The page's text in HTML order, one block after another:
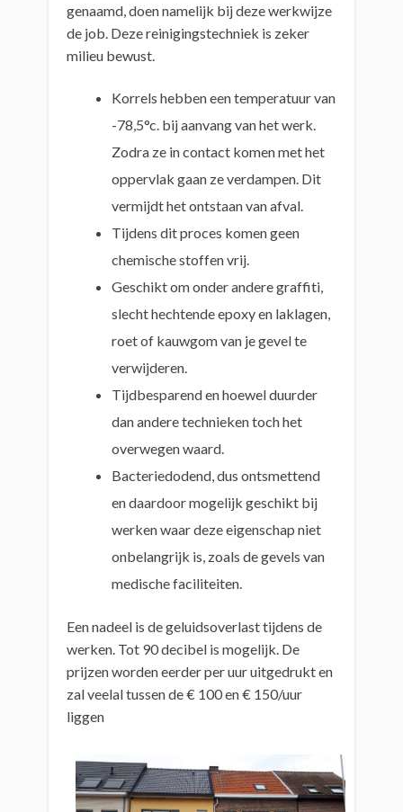
genaamd, doen namelijk bij deze werkwijze
de job. Deze reinigingstechniek is zeker
milieu bewust.
Korrels hebben een temperatuur van
-78,5°c. bij aanvang van het werk.
Zodra ze in contact komen met het
oppervlak gaan ze verdampen. Dit
vermijdt het ontstaan van afval.
Tijdens dit proces komen geen
chemische stoffen vrij.
Geschikt om onder andere graffiti,
slecht hechtende epoxy en laklagen,
roet of kauwgom van je gevel te
verwijderen.
Tijdbesparend en hoewel duurder
dan andere technieken toch het
overwegen waard.
Bacteriedodend, dus ontsmettend
en daardoor mogelijk geschikt bij
werken waar deze eigenschap niet
onbelangrijk is, zoals de gevels van
medische faciliteiten.
Een nadeel is de geluidsoverlast tijdens de
werken. Tot 90 decibel is mogelijk. De
prijzen worden eerder per uur uitgedrukt en
zal veelal tussen de € 100 en € 150/uur
liggen